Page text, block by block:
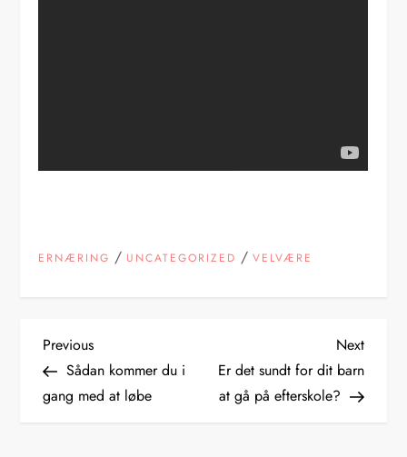
ERNÆRING / UNCATEGORIZED /VELVÆRE
I
n
Previous
Post
Previous
Sådan kommer du i
gang med at løbe
Next
Post
Next
Er det sundt for dit barn
at gå på efterskole?